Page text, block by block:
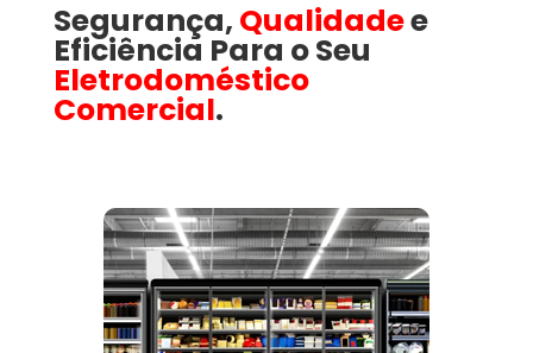
Segurança, Qualidadee
Eficiência Para o Seu
Eletrodoméstico
Comercial.